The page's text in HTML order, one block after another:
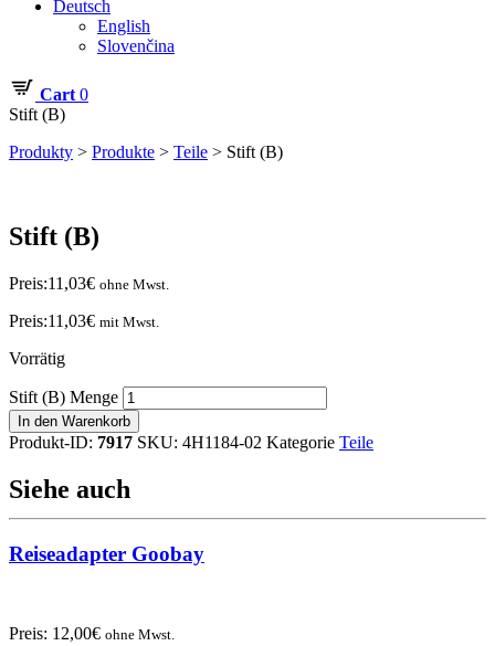
Deutsch
English
Slovenčina
Cart 0
Stift (B)
Produkty > Produkte > Teile > Stift (B)
Stift (B)
Preis:11,03€ ohne Mwst.
Preis:11,03€ mit Mwst.
Vorrätig
Stift (B) Menge
In den Warenkorb
Produkt-ID: 7917 SKU: 4H1184-02 Kategorie Teile
Siehe auch
Reiseadapter Goobay
Preis: 12,00€ ohne Mwst.